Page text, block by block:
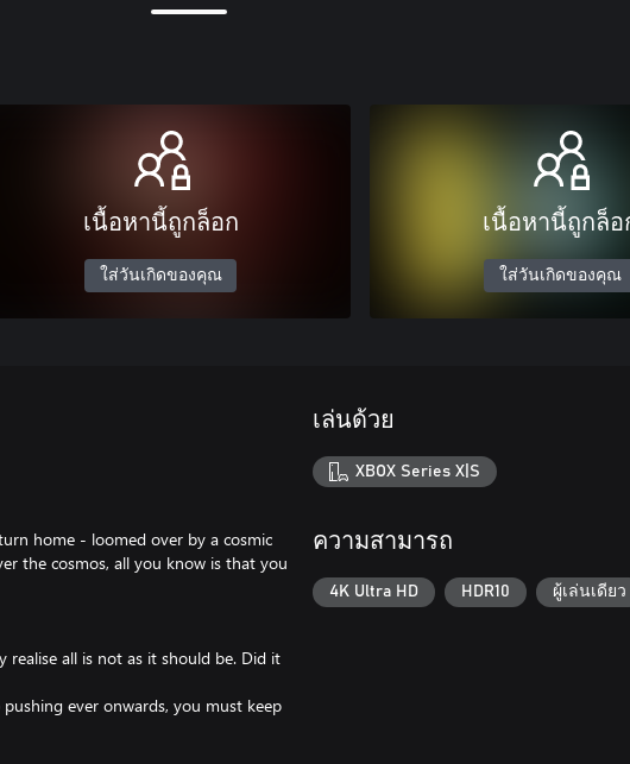
เนื้อหานี้ถูกล็อก
ใส่วันเกิดของคุณ
เนื้อหานี้ถูกล็อ
ใส่วันเกิดของคุณ
home - loomed over by a cosmic
the cosmos, all you know is that you
realise all is not as it should be. Did it
ever onwards, you must keep
เล่นด้วย
XBOX Series X|S
ความสามารถ
4K Ultra HD HDR10 ผู้เล่นเดียว